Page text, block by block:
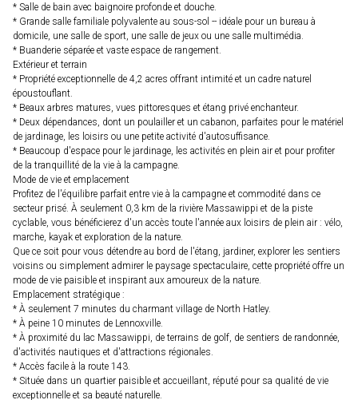
* Salle de bain avec baignoire profonde et douche.
* Grande salle familiale polyvalente au sous-sol -- idéale pour un bureau à
domicile, une salle de sport, une salle de jeux ou une salle multimédia.
* Buanderie séparée et vaste espace de rangement.
Extérieur et terrain
* Propriété exceptionnelle de 4,2 acres offrant intimité et un cadre naturel
époustouflant.
* Beaux arbres matures, vues pittoresques et étang privé enchanteur.
* Deux dépendances, dont un poulailler et un cabanon, parfaites pour le matériel
de jardinage, les loisirs ou une petite activité d'autosuffisance.
* Beaucoup d'espace pour le jardinage, les activités en plein air et pour profiter
de la tranquillité de la vie à la campagne.
Mode de vie et emplacement
Profitez de l'équilibre parfait entre vie à la campagne et commodité dans ce
secteur prisé. À seulement 0,3 km de la rivière Massawippi et de la piste
cyclable, vous bénéficierez d'un accès toute l'année aux loisirs de plein air : vélo,
marche, kayak et exploration de la nature.
Que ce soit pour vous détendre au bord de l'étang, jardiner, explorer les sentiers
voisins ou simplement admirer le paysage spectaculaire, cette propriété offre un
mode de vie paisible et inspirant aux amoureux de la nature.
Emplacement stratégique :
* À seulement 7 minutes du charmant village de North Hatley.
* À peine 10 minutes de Lennoxville.
* À proximité du lac Massawippi, de terrains de golf, de sentiers de randonnée,
d'activités nautiques et d'attractions régionales.
* Accès facile à la route 143.
* Située dans un quartier paisible et accueillant, réputé pour sa qualité de vie
exceptionnelle et sa beauté naturelle.